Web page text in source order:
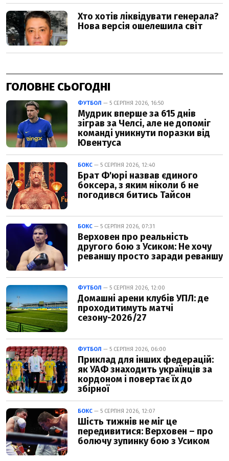
ГОЛОВНЕ СЬОГОДНІ
ФУТБОЛ — 5 СЕРПНЯ 2026, 16:50
Мудрик вперше за 615 днів
зіграв за Челсі, але не допоміг
команді уникнути поразки від
Ювентуса
БОКС — 5 СЕРПНЯ 2026, 12:40
Брат Ф'юрі назвав єдиного
боксера, з яким ніколи б не
погодився битись Тайсон
БОКС — 5 СЕРПНЯ 2026, 07:31
Верховен про реальність
другого бою з Усиком: Не хочу
реваншу просто заради реваншу
ФУТБОЛ — 5 СЕРПНЯ 2026, 12:00
Домашні арени клубів УПЛ: де
проходитимуть матчі
сезону-2026/27
ФУТБОЛ — 5 СЕРПНЯ 2026, 06:00
Приклад для інших федерацій:
як УАФ знаходить українців за
кордоном і повертає їх до
збірної
БОКС — 5 СЕРПНЯ 2026, 12:07
Шість тижнів не міг це
передивитися: Верховен – про
болючу зупинку бою з Усиком